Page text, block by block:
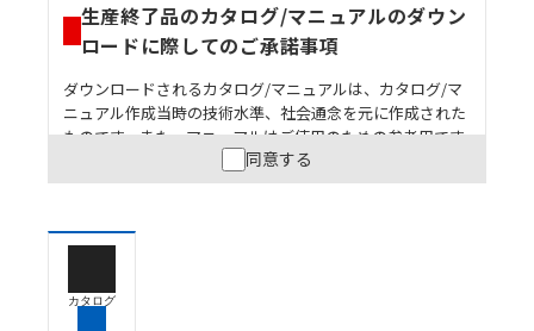
生産終了品のカタログ/マニュアルのダウン
ロードに際してのご承諾事項
ダウンロードされるカタログ/マニュアルは、カタログ/マ
ニュアル作成当時の技術水準、社会通念を元に作成された
ものです。また、マニュアルはご使用のための参考用です
ので、ご使用にあたっての安全性については十分にご配慮
ください。以下の内容をご承諾の上、ご利用ください。
うな用途に使用される場合には、システム全体として
保できるよう設計されていること、および本製品が全
同意する
カタログ